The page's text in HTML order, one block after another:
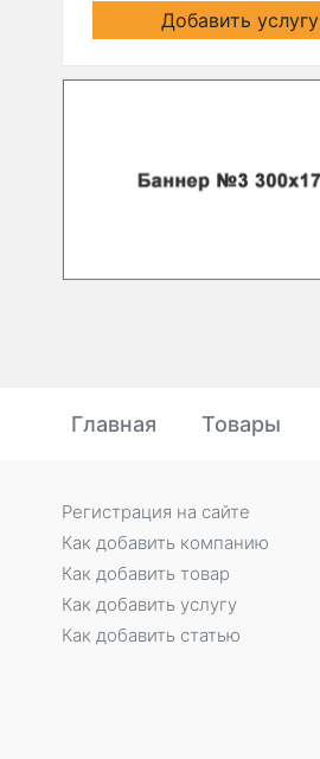
Добавить услугу
Главная Товары
Регистрация на сайте
Как добавить компанию
Как добавить товар
Как добавить услугу
Как добавить статью